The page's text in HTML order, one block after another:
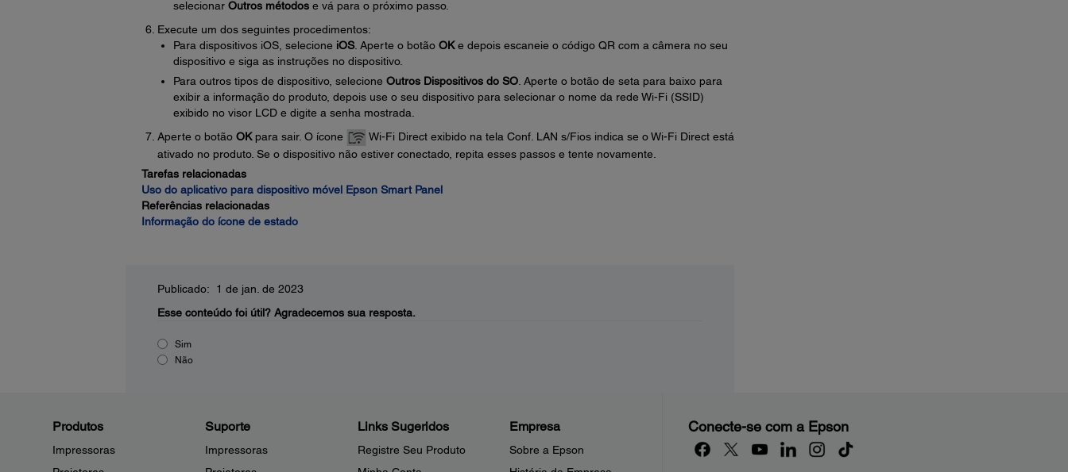
selecionar Outros métodose vá para o próximo passo.
Execute um dos seguintes procedimentos:
Para dispositivos iOS, selecione iOS. Aperte o botão OKe depois escaneie o código QR com a câmera no seu
dispositivo e siga as instruções no dispositivo.
Para outros tipos de dispositivo, selecione Outros Dispositivos do SO. Aperte o botão de seta para baixo para
exibir a informação do produto, depois use o seu dispositivo para selecionar o nome da rede Wi-Fi (SSID)
exibido no visor LCD e digite a senha mostrada.
Aperte o botão OKpara sair. O ícone
Wi-Fi Direct exibido na tela Conf. LAN s/Fios indica se o Wi-Fi Direct está
ativado no produto. Se o dispositivo não estiver conectado, repita esses passos e tente novamente.
Tarefas relacionadas
Uso do aplicativo para dispositivo móvel Epson Smart Panel
Referências relacionadas
Informação do ícone de estado
Publicado: 1 de jan. de 2023
Esse conteúdo foi útil? Agradecemos sua resposta.
Sim
Não
Produtos
Impressoras
Suporte
Impressoras
Links Sugeridos
Registre Seu Produto
Empresa
Sobre a Epson
Conecte-se com a Epson